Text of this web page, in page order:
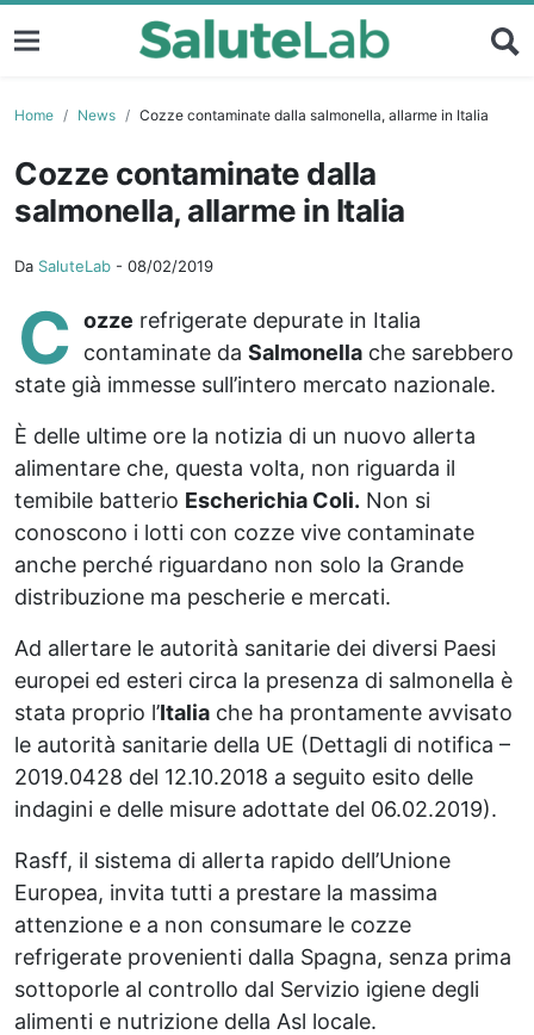
Home News Cozze contaminate dalla salmonella, allarme in Italia
Cozze contaminate dalla
salmonella, allarme in Italia
Da SaluteLab - 08/02/2019
C ozze refrigerate depurate in Italia
contaminate da Salmonella che sarebbero
state già immesse sull’intero mercato nazionale.
È delle ultime ore la notizia di un nuovo allerta
alimentare che, questa volta, non riguarda il
temibile batterio Escherichia Coli. Non si
conoscono i lotti con cozze vive contaminate
anche perché riguardano non solo la Grande
distribuzione ma pescherie e mercati.
Ad allertare le autorità sanitarie dei diversi Paesi
europei ed esteri circa la presenza di salmonella è
stata proprio l’Italia che ha prontamente avvisato
le autorità sanitarie della UE (Dettagli di notifica –
2019.0428 del 12.10.2018 a seguito esito delle
indagini e delle misure adottate del 06.02.2019).
Rasff, il sistema di allerta rapido dell’Unione
Europea, invita tutti a prestare la massima
attenzione e a non consumare le cozze
refrigerate provenienti dalla Spagna, senza prima
sottoporle al controllo dal Servizio igiene degli
alimenti e nutrizione della Asl locale.